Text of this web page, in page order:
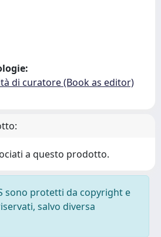
di curatore (Book as editor)
a questo prodotto.
sono protetti da copyright e
salvo diversa